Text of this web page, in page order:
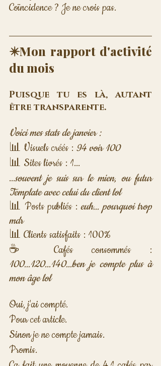
Coïncidence ? Je ne crois pas.
✴️Mon rapport d'activité
du mois
Puisque tu es là, autant
être transparente.
Voici mes stats de janvier :
📊 Visuels créés : 94 voir 100
📊 Sites livrés : 1...
...souvent je suis sur le mien, ou futur
Template avec celui du client lol
📊 Posts publiés : euh... pourquoi trop
mdr
📊 Clients satisfaits : 100%
100...120...140...ben je compte plus à
mon âge lol
Oui, j'ai compté.
Pour cet article.
Sinon je ne compte jamais.
Promis.